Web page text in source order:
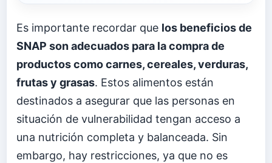
Es importante recordar que los beneficios de
SNAP son adecuados para la compra de
productos como carnes, cereales, verduras,
frutas y grasas. Estos alimentos están
destinados a asegurar que las personas en
situación de vulnerabilidad tengan acceso a
una nutrición completa y balanceada. Sin
embargo, hay restricciones, ya que no es